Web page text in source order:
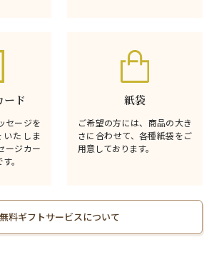
ード
セージを
たしま
ージカー
。
紙袋
ご希望の方には、商品の大き
さに合わせて、各種紙袋をご
用意しております。
無料ギフトサービスについて